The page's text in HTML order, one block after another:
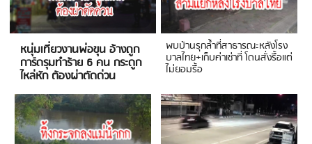
หนุ่มเที่ยวงานพ่อขุน อ้างถูก
การ์ดรุมทำร้าย 6 คน กระดูก
ไหล่หัก ต้องผ่าตัดด่วน
พบบ้านรุกล้ำที่สาธารณะหลังโรง
บาลไทย+เก็บค่าเช่าที่ โดนสั่งรื้อแต่
ไม่ยอมรื้อ